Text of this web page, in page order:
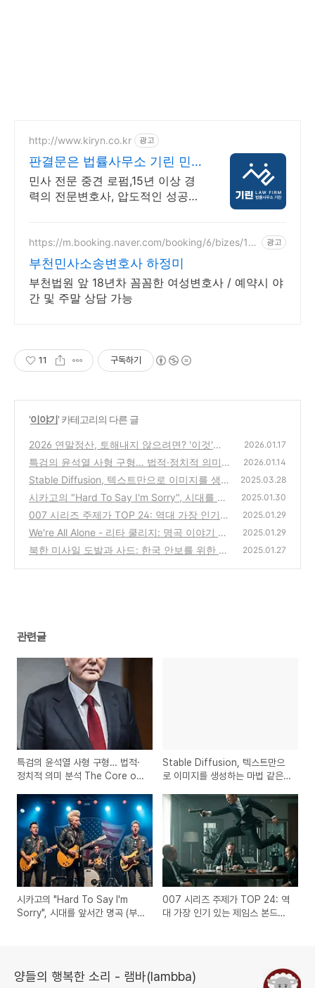
http://www.kiryn.co.kr 광고
판결문은 법률사무소 기린 민
사소송 수많은 승소사례
민사 전문 중견 로펌,15년 이상 경
력의 전문변호사, 압도적인 성공사
무소 기린입니다.
https://m.booking.naver.com/booking/6/bizes/14
광고
부천민사소송변호사 하정미
부천법원 앞 18년차 꼼꼼한 여성변호사 / 예약시 야
간 및 주말 상담 가능
11 구독하기
'이야기' 카테고리의 다른 글
2026 연말정산, 토해내지 않으려면? '이것'부
터 챙기세요 (달라진 공제 항목 총정리)
(0)
2026.01.17
특검의 윤석열 사형 구형… 법적·정치적 의미
분석 The Core of Yoon Suk-yeol’s Death Pe
nalty Request
(0)
2026.01.14
Stable Diffusion, 텍스트만으로 이미지를 생
성하는 마법 같은 기술
(1)
2025.03.28
시카고의 "Hard To Say I'm Sorry", 시대를 앞
서간 명곡 (부제: "Get Away" 파트의 재발견)
(2)
2025.01.30
007 시리즈 주제가 TOP 24: 역대 가장 인기
있는 제임스 본드 OST는?
(3)
2025.01.29
We're All Alone - 리타 쿨리지: 명곡 이야기 &
비하인드
(3)
2025.01.29
북한 미사일 도발과 사드: 한국 안보를 위한 최
2025.01.27
관련글
특검의 윤석열 사형 구형… 법적·
정치적 의미 분석 The Core of
Penalty Request
Stable Diffusion, 텍스트만으
로 이미지를 생성하는 마법 같은
시카고의 "Hard To Say I'm
Sorry", 시대를 앞서간 명곡 (부
007 시리즈 주제가 TOP 24: 역
대 가장 인기 있는 제임스 본드
양들의 행복한 소리 - 램바(lambba)